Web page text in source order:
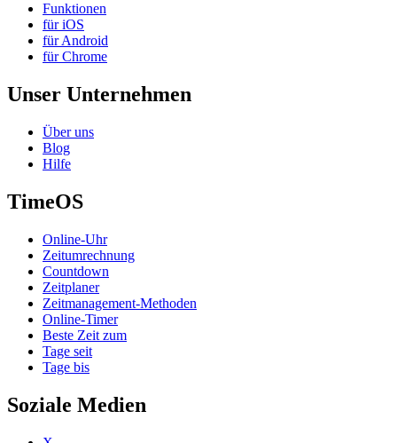
Funktionen
für iOS
für Android
für Chrome
Unser Unternehmen
Über uns
Blog
Hilfe
TimeOS
Online-Uhr
Zeitumrechnung
Countdown
Zeitplaner
Zeitmanagement-Methoden
Online-Timer
Beste Zeit zum
Tage seit
Tage bis
Soziale Medien